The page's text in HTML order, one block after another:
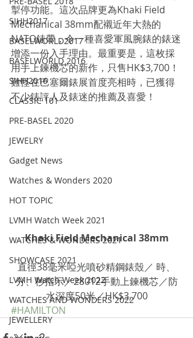
SIHH2017
BASELWORLD2017
BASELWORLD 2016
SIHH2016
CLASSIC 101
PRE-BASEL 2020
JEWELRY
Gadget News
Watches & Wonders 2020
HOT TOPIC
LVMH Watch Week 2021
WATCHES & WONDERS 2021
SHOWCASE 2021
LVMH Watch Week 2022
WATCHES AND WONDERS 2022
JEWELLERY
掣停功能。這次品牌更為Khaki Field
Mechanical 38mm配襯近年大熱的
NATO錶帶，令一種喜愛軍風腕錶的錶迷
增添一份入手理由。最重要是，這枚採
用手上鍊機芯的新作，只售HK$3,700！
難怪在巴塞爾錶展首度亮相時，已獲得
不少錶評人及錶迷的推薦及喜愛！
Khaki Field Mechanical 38mm
直徑38毫米啞光噴砂精鋼錶殼／ 時、
分、秒指示／28012手動上鍊機芯／防
水深度50米／HK$3,700
#HAMILTON